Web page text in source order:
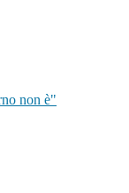
non è"